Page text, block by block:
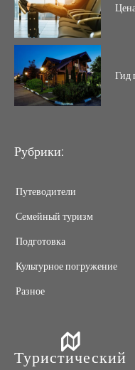
Гид
Рубрики:
Путеводители
Семейный туризм
Подготовка
Культурное погружение
Разное
Туристический